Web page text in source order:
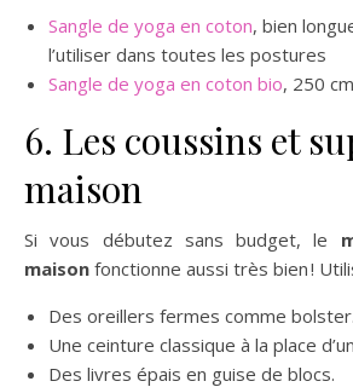
Sangle de yoga en coton, bien
l’utiliser dans toutes les postures
Sangle de yoga en coton bio, 250 cm
6. Les coussins et
maison
Si vous débutez sans budget, le
maison fonctionne aussi très bien !
Des oreillers fermes comme bolster.
Une ceinture classique à la place
Des livres épais en guise de blocs.